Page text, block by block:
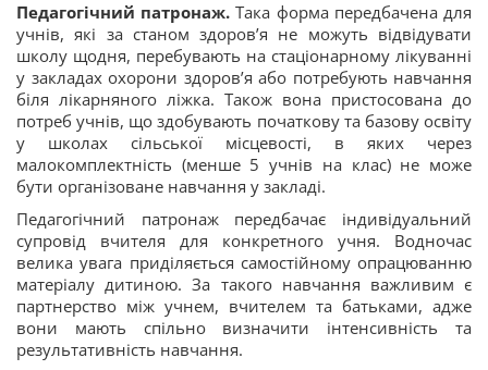
Педагогічний патронаж. Така форма передбачена для
учнів, які за станом здоров’я не можуть відвідувати
школу щодня, перебувають на стаціонарному лікуванні
у закладах охорони здоров’я або потребують навчання
біля лікарняного ліжка. Також вона пристосована до
потреб учнів, що здобувають початкову та базову освіту
у школах сільської місцевості, в яких через
малокомплектність (менше 5 учнів на клас) не може
бути організоване навчання у закладі.
Педагогічний патронаж передбачає індивідуальний
супровід вчителя для конкретного учня. Водночас
велика увага приділяється самостійному опрацюванню
матеріалу дитиною. За такого навчання важливим є
партнерство між учнем, вчителем та батьками, адже
вони мають спільно визначити інтенсивність та
результативність навчання.